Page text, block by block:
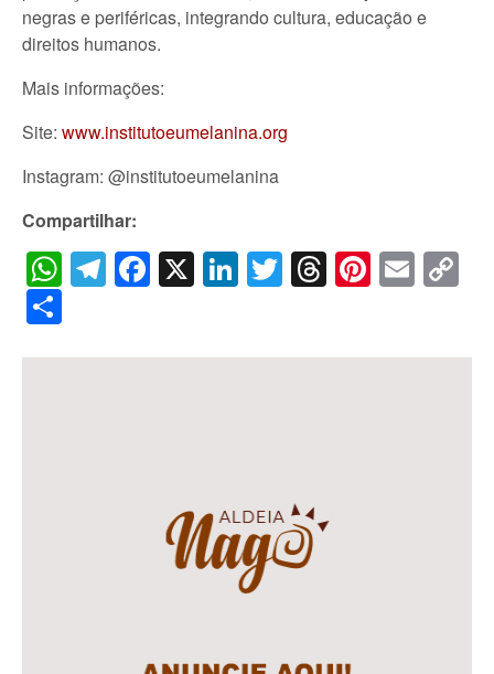
negras e periféricas, integrando cultura, educação e
direitos humanos.
Mais informações:
Site: www.institutoeumelanina.org
Instagram: @institutoeumelanina
Compartilhar:
WhatsApp
Telegram
Facebook
X LinkedIn
Twitter
Threads